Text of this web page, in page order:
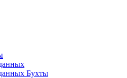
Бухты